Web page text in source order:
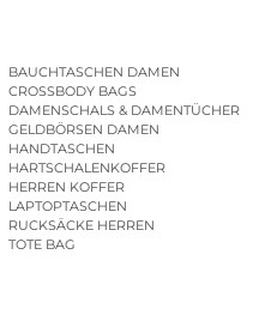
BAUCHTASCHEN DAMEN
CROSSBODY BAGS
DAMENSCHALS & DAMENTÜCHER
GELDBÖRSEN DAMEN
HANDTASCHEN
HARTSCHALENKOFFER
HERREN KOFFER
LAPTOPTASCHEN
RUCKSÄCKE HERREN
TOTE BAG